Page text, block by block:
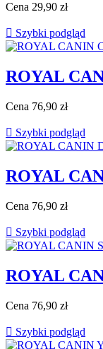
Cena 29,90 zł
 Szybki podgląd
ROYAL
Cena 76,90 zł
 Szybki podgląd
ROYAL
Cena 76,90 zł
 Szybki podgląd
ROYAL
Cena 76,90 zł
 Szybki podgląd